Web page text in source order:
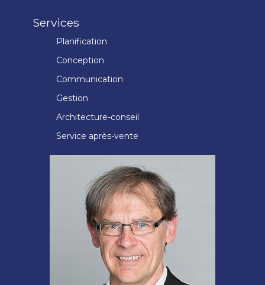
Services
Planification
Conception
Communication
Gestion
Architecture-conseil
Service après-vente